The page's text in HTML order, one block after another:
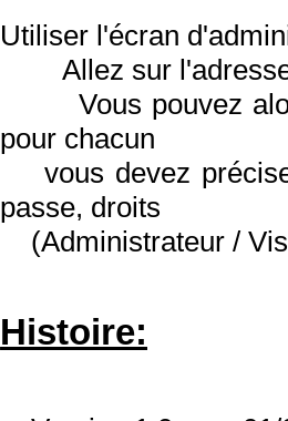
Utiliser l'écran
Allez sur l'adresse
Vous pouvez alors
pour chacun
vous devez
passe, droits
(Administrateur /
Histoire: